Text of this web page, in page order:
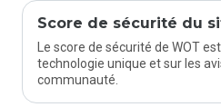
Score de sécurité du
Le score de sécurité de WOT
technologie unique et sur les
communauté.